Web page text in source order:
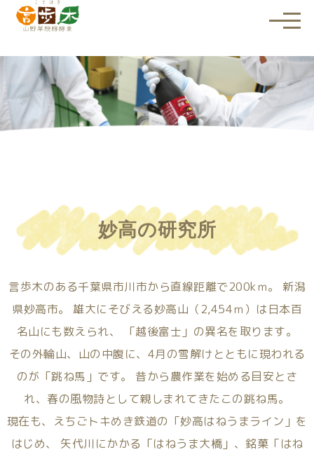
ニ
を
開
く
妙高の研究所
言歩木のある千葉県市川市から直線距離で200kｍ。 新潟
県妙高市。 雄大にそびえる妙高山（2,454ｍ）は日本百
名山にも数えられ、
「越後富士」の異名を取ります。
その外輪山、山の中腹に、4月の雪解けとともに現われる
のが「跳ね馬」です。 昔から農作業を始める目安とさ
れ、春の風物詩として親しまれてきたこの跳ね馬。
現在も、えちごトキめき鉄道の「妙高はねうまライン」を
はじめ、 矢代川にかかる「はねうま大橋」、銘菓「はね